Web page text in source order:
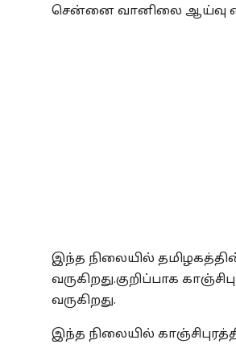
சென்னை வானிலை ஆய்வு
இந்த நிலையில்
வருகிறது.குறிப்பாக
வருகிறது.
இந்த நிலையில்